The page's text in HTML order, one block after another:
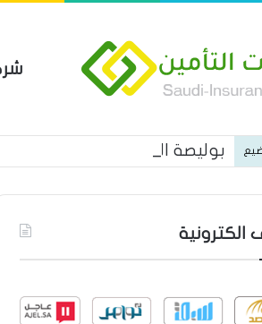
بوليصة التأمين العام من شركة